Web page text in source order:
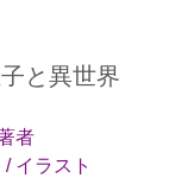
と異世界
者
/ イラスト